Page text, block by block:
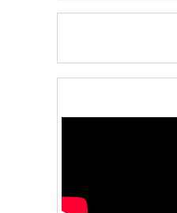
Dịch